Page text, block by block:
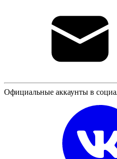
Официальные аккаунты в